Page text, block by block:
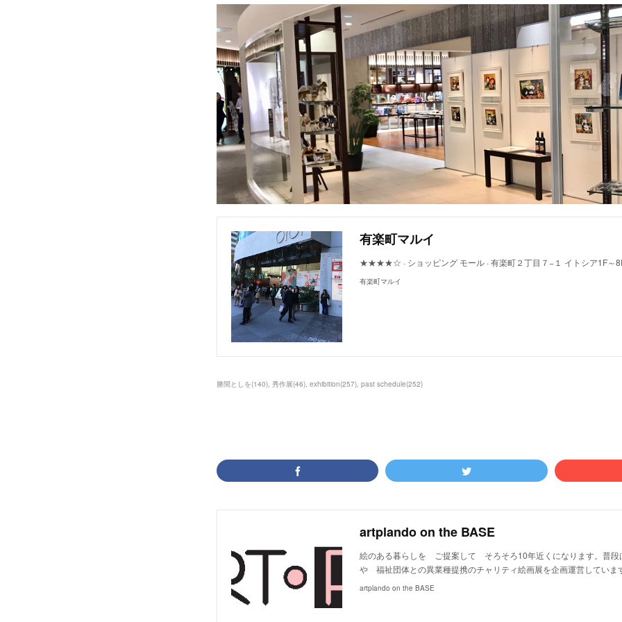
有楽町マルイ
★★★★☆ · ショッピング モール · 有楽町２丁目７−１ イトシア1F～
有楽町マルイ
勝間としを(140) 秀作展(46) exhibition(257) past schedule(252)
artplando on the BASE
絵のある暮らしを ご提案して そろそろ10年近くになります。普段
や 福祉団体との異業種提携のチャリティ絵画展を企画運営してい
artplando on the BASE